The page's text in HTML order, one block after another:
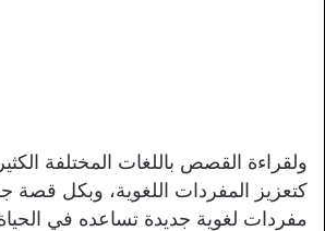
ولقراءة القصص باللغات المختلفة
كتعزيز المفردات اللغوية، وبكل قصة
مفردات لغوية جديدة تساعده في